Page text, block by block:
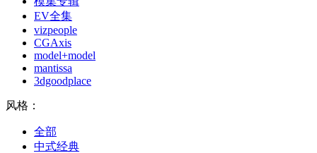
EV全集
vizpeople
CGAxis
model+model
mantissa
3dgoodplace
风格：
全部
中式经典